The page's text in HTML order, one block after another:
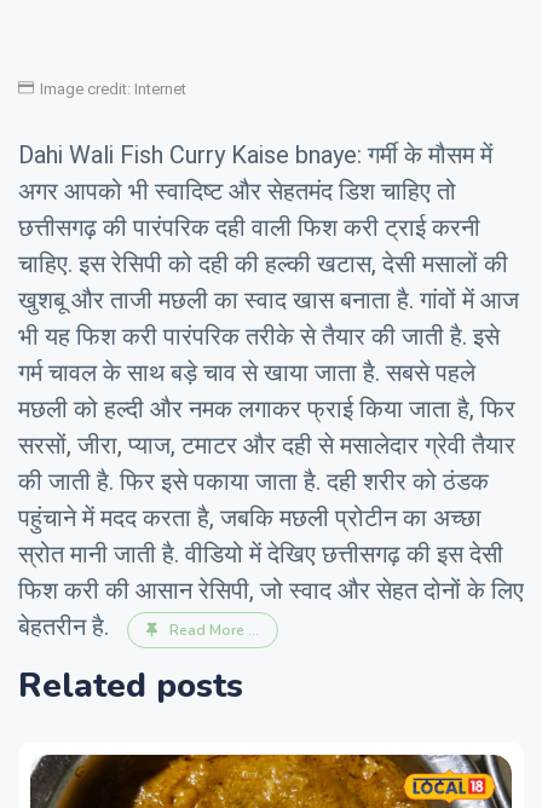
Image credit: Internet
Dahi Wali Fish Curry Kaise bnaye: गर्मी के मौसम में
अगर आपको भी स्वादिष्ट और सेहतमंद डिश चाहिए तो
छत्तीसगढ़ की पारंपरिक दही वाली फिश करी ट्राई करनी
चाहिए. इस रेसिपी को दही की हल्की खटास, देसी मसालों की
खुशबू और ताजी मछली का स्वाद खास बनाता है. गांवों में आज
भी यह फिश करी पारंपरिक तरीके से तैयार की जाती है. इसे
गर्म चावल के साथ बड़े चाव से खाया जाता है. सबसे पहले
मछली को हल्दी और नमक लगाकर फ्राई किया जाता है, फिर
सरसों, जीरा, प्याज, टमाटर और दही से मसालेदार ग्रेवी तैयार
की जाती है. फिर इसे पकाया जाता है. दही शरीर को ठंडक
पहुंचाने में मदद करता है, जबकि मछली प्रोटीन का अच्छा
स्रोत मानी जाती है. वीडियो में देखिए छत्तीसगढ़ की इस देसी
फिश करी की आसान रेसिपी, जो स्वाद और सेहत दोनों के लिए
बेहतरीन है.
Read More ...
Related posts